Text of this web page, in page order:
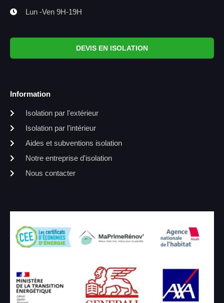
Lun -Ven 9H-19H
DEVIS EN ISOLATION
Information
Isolation par l'extérieur
Isolation par l'intérieur
Aides et subventions isolation
Notre entreprise d'isolation
Nous contacter